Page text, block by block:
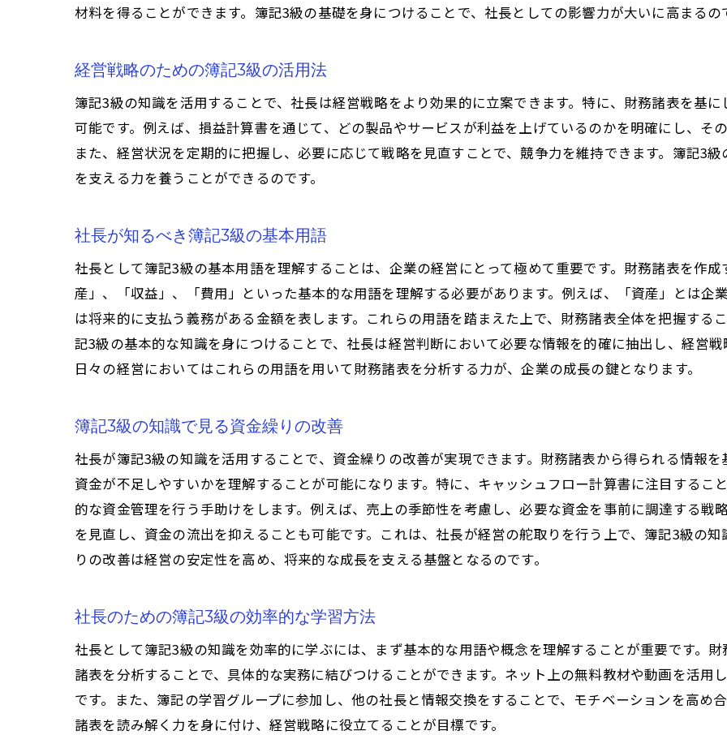
社長が直面する財務諸表の誤解を解く
業務効率化に役立つ帳簿管理のテクニック
経営判断に必要な簿記3級の知識
社長が簿記3級で実現する財務強化
経営資源の最適化に向けた簿記3級の応用
簿記3級を活かした収益性の向上策
資金調達のための簿記3級の戦略
社長としての意思決定を支える簿記3級
分析力を高めるための簿記3級の手法
業績評価に役立つ財務諸表の見方
経営状態を可視化するための分析テクニック
簿記3級が示す資金の流れを理解する
社長が行うべき財務諸表の定期チェック
簿記3級で社長業を成功に導くための第一歩
簿記3級を活かした経営戦略の立案
社長が考慮すべき財務的視点
簿記3級が支える強固なビジネス基盤
材料を得ることができます。簿記3級の基礎を身につけることで、社長としての影響力が大いに高まるの
経営戦略のための簿記3級の活用法
簿記3級の知識を活用することで、社長は経営戦略をより効果的に立案できます。特に、財務諸表を基
可能です。例えば、損益計算書を通じて、どの製品やサービスが利益を上げているのかを明確にし、そ
また、経営状況を定期的に把握し、必要に応じて戦略を見直すことで、競争力を維持できます。簿記3
を支える力を養うことができるのです。
社長が知るべき簿記3級の基本用語
社長として簿記3級の基本用語を理解することは、企業の経営にとって極めて重要です。財務諸表を作
産」、「収益」、「費用」といった基本的な用語を理解する必要があります。例えば、「資産」とは企
は将来的に支払う義務がある金額を表します。これらの用語を踏まえた上で、財務諸表全体を把握する
記3級の基本的な知識を身につけることで、社長は経営判断において必要な情報を的確に抽出し、経営
日々の経営においてはこれらの用語を用いて財務諸表を分析する力が、企業の成長の鍵となります。
簿記3級の知識で見る資金繰りの改善
社長が簿記3級の知識を活用することで、資金繰りの改善が実現できます。財務諸表から得られる情報
資金が不足しやすいかを理解することが可能になります。特に、キャッシュフロー計算書に注目するこ
的な資金管理を行う手助けをします。例えば、売上の季節性を考慮し、必要な資金を事前に調達する戦
を見直し、資金の流出を抑えることも可能です。これは、社長が経営の舵取りを行う上で、簿記3級の
りの改善は経営の安定性を高め、将来的な成長を支える基盤となるのです。
社長のための簿記3級の効率的な学習方法
社長として簿記3級の知識を効率的に学ぶには、まず基本的な用語や概念を理解することが重要です。
諸表を分析することで、具体的な実務に結びつけることができます。ネット上の無料教材や動画を活用
です。また、簿記の学習グループに参加し、他の社長と情報交換をすることで、モチベーションを高め
諸表を読み解く力を身に付け、経営戦略に役立てることが目標です。